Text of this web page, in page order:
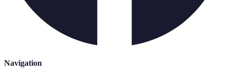
Navigation